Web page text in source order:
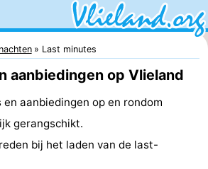
Last minutes
aanbiedingen op Vlieland
aanbiedingen op en rondom
gerangschikt.
bij het laden van de last-